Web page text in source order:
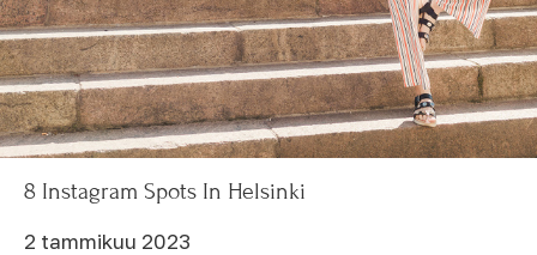
8 Instagram Spots In Helsinki
2 tammikuu 2023